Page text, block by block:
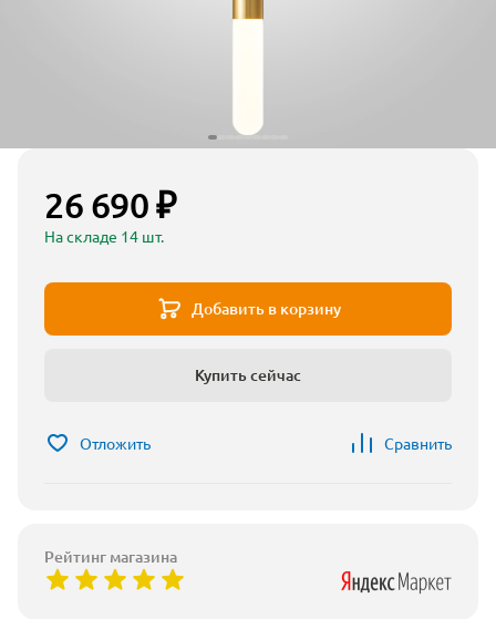
26 690 ₽
На складе 14 шт.
Добавить в корзину
Купить сейчас
Отложить Сравнить
Рейтинг магазина